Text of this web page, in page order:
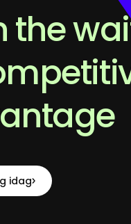
the
idag